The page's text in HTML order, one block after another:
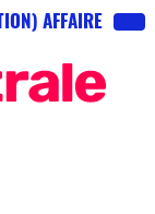
AFFAIRE